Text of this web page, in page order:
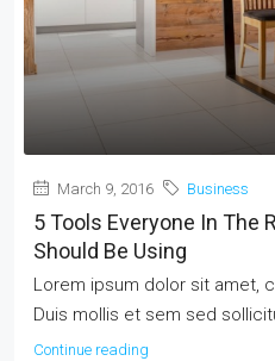
March 9, 2016 Business
5 Tools Everyone In The
Should Be Using
Lorem ipsum dolor sit amet,
Duis mollis et sem sed
Continue reading